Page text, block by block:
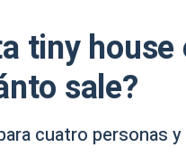
tiny
sale?
cuatro personas